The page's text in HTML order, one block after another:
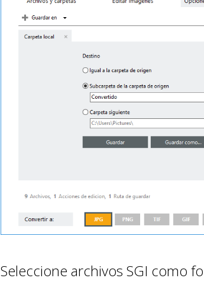
Seleccione archivos SGI como